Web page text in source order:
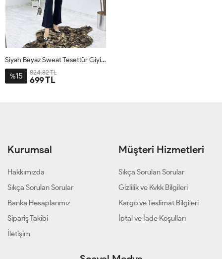
Siyah Beyaz Sweat Tesettür Giyim
%15 824.82 TL
699 TL
Kurumsal
Hakkımızda
Sıkça Sorulan Sorular
Banka Hesaplarımız
Sipariş Takibi
İletişim
Müşteri Hizmetleri
Sıkça Sorulan Sorular
Gizlilik ve Kvkk Bilgileri
Kargo ve Teslimat Bilgileri
İptal ve İade Koşulları